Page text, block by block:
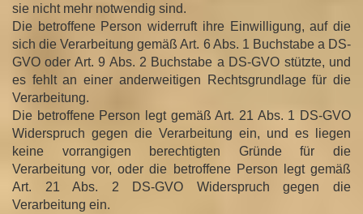
sie nicht mehr notwendig sind.
Die betroffene Person widerruft ihre Einwilligung, auf die
sich die Verarbeitung gemäß Art. 6 Abs. 1 Buchstabe a DS-
GVO oder Art. 9 Abs. 2 Buchstabe a DS-GVO stützte, und
es fehlt an einer anderweitigen Rechtsgrundlage für die
Verarbeitung.
Die betroffene Person legt gemäß Art. 21 Abs. 1 DS-GVO
Widerspruch gegen die Verarbeitung ein, und es liegen
keine vorrangigen berechtigten Gründe für die
Verarbeitung vor, oder die betroffene Person legt gemäß
Art. 21 Abs. 2 DS-GVO Widerspruch gegen die
Verarbeitung ein.